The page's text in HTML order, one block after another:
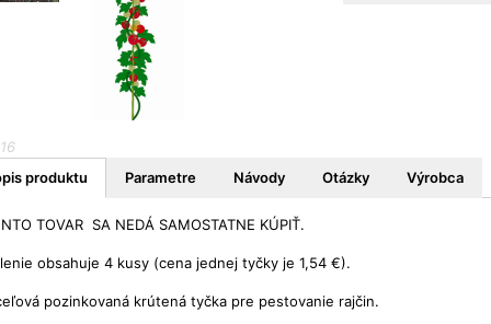
produktu Parametre Návody Otázky Výrobca
TOVAR SA NEDÁ SAMOSTATNE KÚPIŤ.
obsahuje 4 kusy (cena jednej tyčky je 1,54 €).
pozinkovaná krútená tyčka pre pestovanie rajčin.